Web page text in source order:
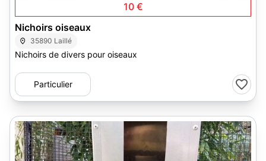
10 €
Nichoirs oiseaux
35890 Laillé
Nichoirs de divers pour oiseaux
Particulier